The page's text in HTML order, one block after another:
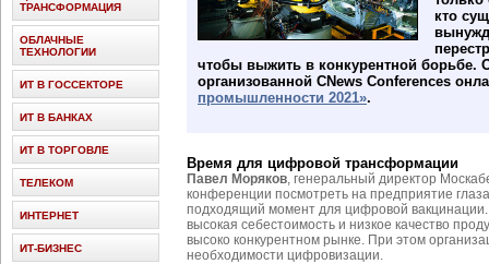
кто
чтобы выжить в конкурентной борьбе.
организованной CNews Conferences
промышленности 2021».
Время для цифровой трансформации
Павел Моряков, генеральный директор
конференции посмотреть на предприятие
подходящий момент для цифровой
высокая себестоимость и низкое качество
высоко конкурентном рынке. При этом
необходимости цифровизации.
ТРАНСФОРМАЦИЯ
ОБЛАЧНЫЕ
ТЕХНОЛОГИИ
ИТ В ГОССЕКТОРЕ
ИТ В БАНКАХ
ИТ В ТОРГОВЛЕ
ТЕЛЕКОМ
ИНТЕРНЕТ
ИТ-БИЗНЕС